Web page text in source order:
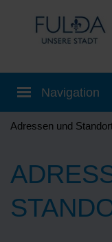
Adressen und